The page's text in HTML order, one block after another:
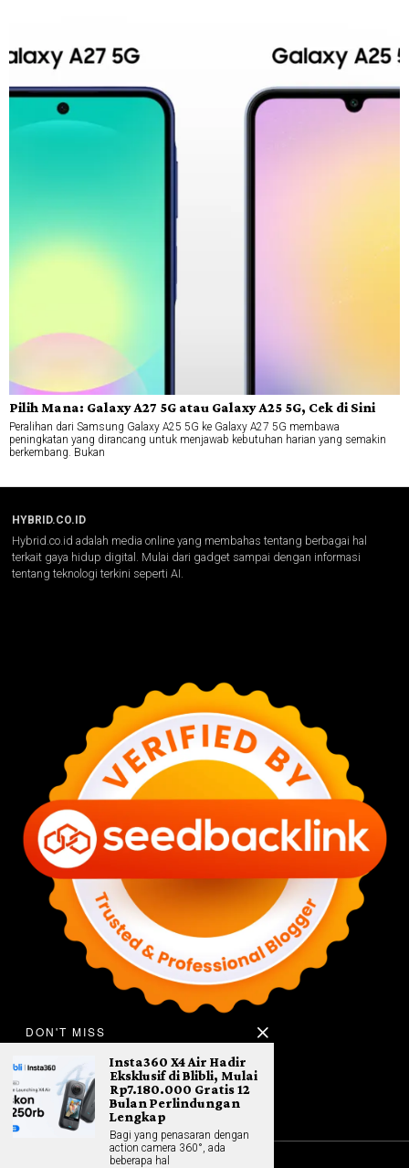
Pilih Mana: Galaxy A27 5G atau Galaxy A25 5G, Cek di Sini
Peralihan dari Samsung Galaxy A25 5G ke Galaxy A27 5G membawa
peningkatan yang dirancang untuk menjawab kebutuhan harian yang semakin
berkembang. Bukan
HYBRID.CO.ID
Hybrid.co.id adalah media online yang membahas tentang berbagai hal
terkait gaya hidup digital. Mulai dari gadget sampai dengan informasi
tentang teknologi terkini seperti AI.
DON'T MISS
Insta360 X4 Air Hadir
Eksklusif di Blibli, Mulai
Rp7.180.000 Gratis 12
Bulan Perlindungan
Lengkap
Bagi yang penasaran dengan
action camera 360°, ada
beberapa hal